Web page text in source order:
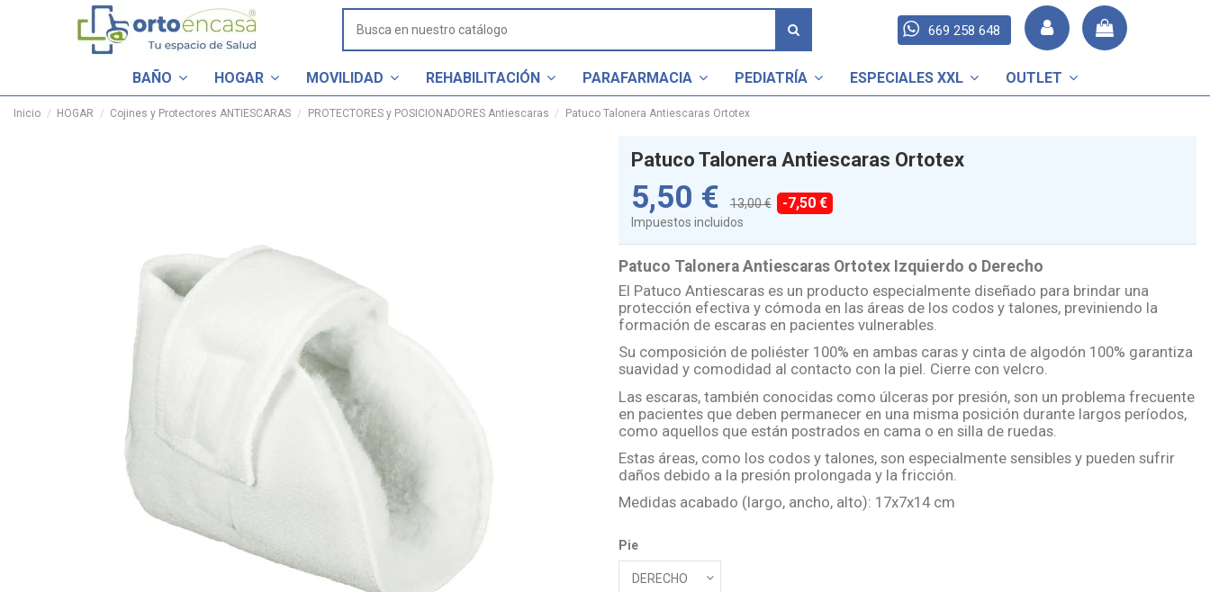
669 258 648
BAÑO HOGAR MOVILIDAD REHABILITACIÓN PARAFARMACIA PEDIATRÍA ESPECIALES XXL OUTLET
Inicio HOGAR Cojines y Protectores ANTIESCARAS PROTECTORES y POSICIONADORES Antiescaras Patuco Talonera Antiescaras Ortotex
Patuco Talonera Antiescaras Ortotex
5,50 € 13,00 € -7,50 €
Impuestos incluidos
Patuco Talonera Antiescaras Ortotex Izquierdo o Derecho
El Patuco Antiescaras es un producto especialmente diseñado para brindar una
protección efectiva y cómoda en las áreas de los codos y talones, previniendo la
formación de escaras en pacientes vulnerables.
Su composición de poliéster 100% en ambas caras y cinta de algodón 100% garantiza
suavidad y comodidad al contacto con la piel. Cierre con velcro.
Las escaras, también conocidas como úlceras por presión, son un problema frecuente
en pacientes que deben permanecer en una misma posición durante largos períodos,
como aquellos que están postrados en cama o en silla de ruedas.
Estas áreas, como los codos y talones, son especialmente sensibles y pueden sufrir
daños debido a la presión prolongada y la fricción.
Medidas acabado (largo, ancho, alto): 17x7x14 cm
Pie